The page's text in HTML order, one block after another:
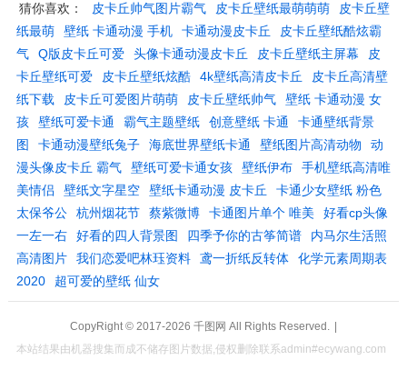
猜你喜欢： 皮卡丘帅气图片霸气 皮卡丘壁纸最萌萌萌
皮卡丘壁
纸最萌
壁纸 卡通动漫 手机 卡通动漫皮卡丘
皮卡丘壁纸酷炫霸
气
Q版皮卡丘可爱 头像卡通动漫皮卡丘 皮卡丘壁纸主屏幕
皮
卡丘壁纸可爱
皮卡丘壁纸炫酷 4k壁纸高清皮卡丘
皮卡丘高清壁
纸下载
皮卡丘可爱图片萌萌 皮卡丘壁纸帅气
壁纸 卡通动漫 女
孩
壁纸可爱卡通 霸气主题壁纸 创意壁纸 卡通
卡通壁纸背景
图
卡通动漫壁纸兔子 海底世界壁纸卡通 壁纸图片高清动物
动
漫头像皮卡丘 霸气
壁纸可爱卡通女孩 壁纸伊布
手机壁纸高清唯
美情侣
壁纸文字星空 壁纸卡通动漫 皮卡丘
卡通少女壁纸 粉色
太保爷公
杭州烟花节 蔡紫微博 卡通图片单个 唯美
好看cp头像
一左一右
好看的四人背景图 四季予你的古筝简谱
内马尔生活照
高清图片
我们恋爱吧林珏资料 鸢一折纸反转体
化学元素周期表
2020
超可爱的壁纸 仙女
CopyRight © 2017-2026 千图网 All Rights Reserved.
|
本站结果由机器搜集而成不储存图片数据,侵权删除联系admin#ecywang.com